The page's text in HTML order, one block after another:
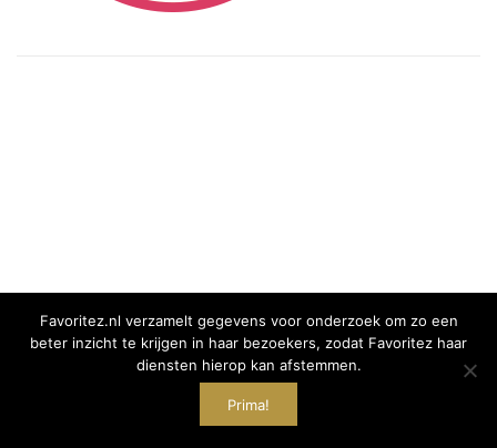
Favoritez.nl verzamelt gegevens voor onderzoek om zo een
beter inzicht te krijgen in haar bezoekers, zodat Favoritez haar
diensten hierop kan afstemmen.
Prima!